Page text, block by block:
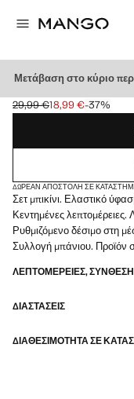
Μετάβαση στο κύριο
ΜΠΙΚΊΝΙ ΔΊΧΡΩΜΟ
Αρχική τιμή με διαγραφή
29,99 €
Ισχύουσα τιμή [18,99 € ]
18,99 €-37%
Διάλεξε χρώμα
ΔΩΡΕΆΝ ΑΠΟΣΤΟΛΉ ΣΕ
Σετ μπικίνι. Ελαστικό
Κεντημένες λεπτομέρειες.
Ρυθμιζόμενο δέσιμο στη
Συλλογή μπάνιου. Προϊόν
ΛΕΠΤΟΜΈΡΕΙΕΣ,
ΔΙΑΣΤΆΣΕΙΣ
ΔΙΑΘΕΣΙΜΌΤΗΤΑ ΣΕ